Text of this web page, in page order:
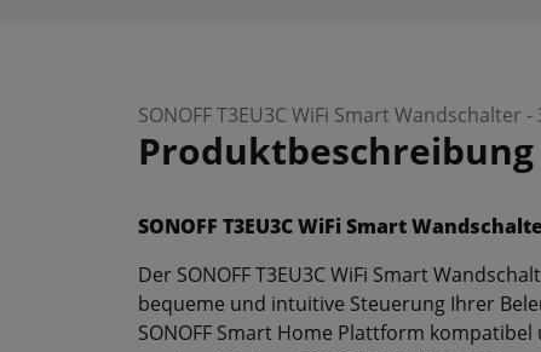
SONOFF T3EU3C WiFi Smart Wandschalter
Produktbeschreibung
SONOFF T3EU3C WiFi Smart
Der SONOFF T3EU3C WiFi Smart
bequeme und intuitive Steuerung Ihrer
SONOFF Smart Home Plattform